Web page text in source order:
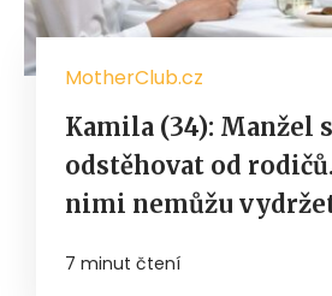
MotherClub.cz
Kamila (34): Manžel
odstěhovat od
nimi nemůžu
7 minut čtení